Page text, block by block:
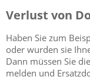
Verlust von
Haben Sie zum
oder wurden sie
Dann müssen Sie
melden und